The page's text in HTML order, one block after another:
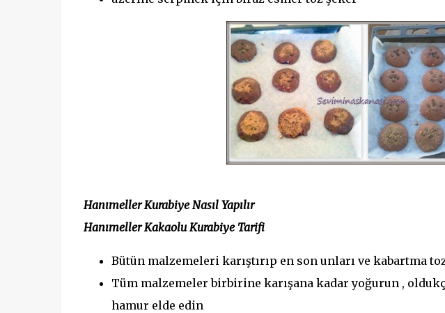
Hanımeller Kurabiye Nasıl Yapılır
Hanımeller Kakaolu Kurabiye Tarifi
Bütün malzemeleri karıştırıp en son unları ve kabartma
Tüm malzemeler birbirine karışana kadar yoğurun ,
hamur elde edin